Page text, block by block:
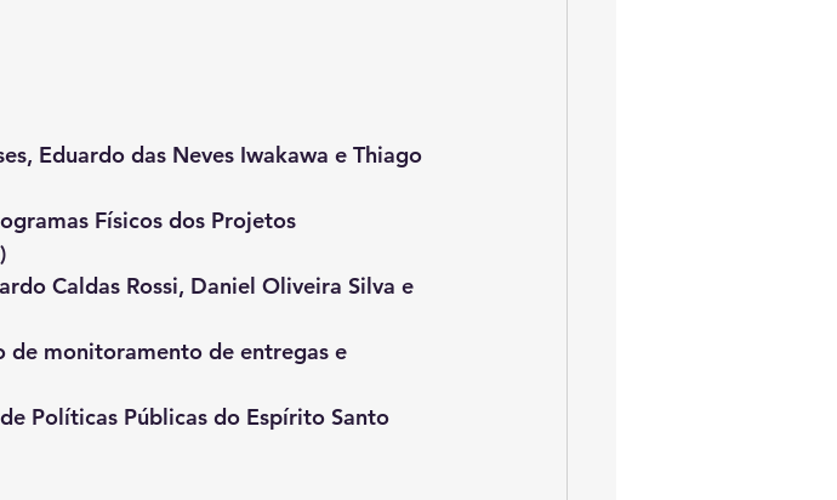
Eduardo das Neves Iwakawa e Thiago
Físicos dos Projetos
Caldas Rossi, Daniel Oliveira Silva e
de monitoramento de entregas e
Políticas Públicas do Espírito Santo